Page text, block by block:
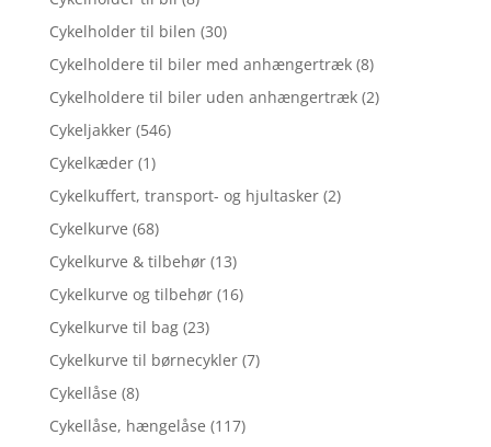
Cykelholder til bilen (30)
Cykelholdere til biler med anhængertræk (8)
Cykelholdere til biler uden anhængertræk (2)
Cykeljakker (546)
Cykelkæder (1)
Cykelkuffert, transport- og hjultasker (2)
Cykelkurve (68)
Cykelkurve & tilbehør (13)
Cykelkurve og tilbehør (16)
Cykelkurve til bag (23)
Cykelkurve til børnecykler (7)
Cykellåse (8)
Cykellåse, hængelåse (117)